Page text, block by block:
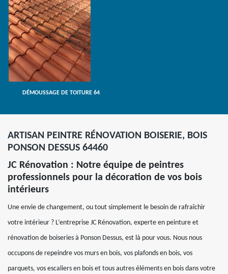
DÉMOUSSAGE DE TOITURE 64
ARTISAN PEINTRE RÉNOVATION BOISERIE, BOIS
PONSON DESSUS 64460
JC Rénovation : Notre équipe de peintres
professionnels pour la décoration de vos bois
intérieurs
Une envie de changement, ou tout simplement le besoin de rafraîchir
votre intérieur ? L’entreprise JC Rénovation, experte en peinture et
rénovation de boiseries à Ponson Dessus, est là pour vous. Nous nous
occupons de repeindre vos murs en bois, vos plafonds en bois, vos
parquets, vos escaliers en bois et tous autres éléments en bois dans votre